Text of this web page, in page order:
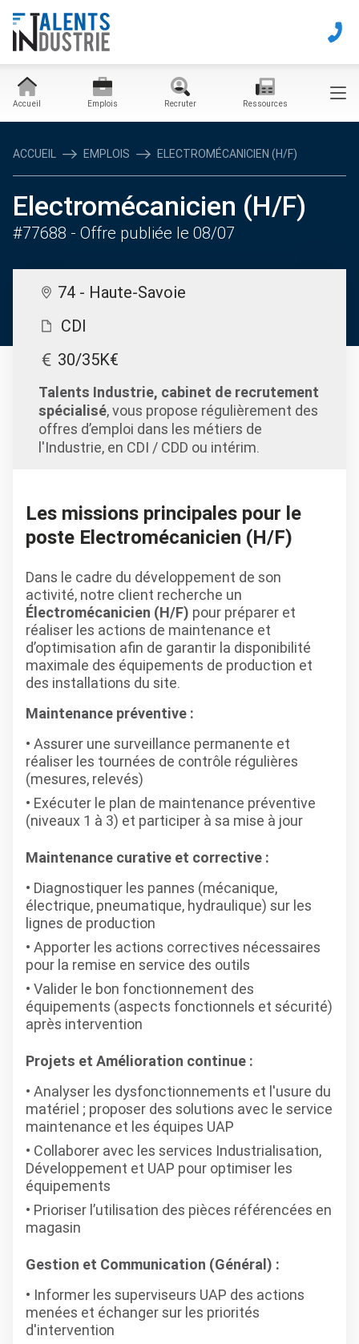
Accueil Emplois Recruter Ressources
ACCUEIL EMPLOIS ELECTROMÉCANICIEN (H/F)
Electromécanicien (H/F)
#77688 - Offre publiée le 08/07
74 - Haute-Savoie
CDI
30/35K€
Talents Industrie, cabinet de recrutement
spécialisé, vous propose régulièrement des
offres d’emploi dans les métiers de
l'Industrie, en CDI / CDD ou intérim.
Les missions principales pour le
poste Electromécanicien (H/F)
Dans le cadre du développement de son
activité, notre client recherche un
Électromécanicien (H/F) pour préparer et
réaliser les actions de maintenance et
d’optimisation afin de garantir la disponibilité
maximale des équipements de production et
des installations du site.
Maintenance préventive :
Assurer une surveillance permanente et
réaliser les tournées de contrôle régulières
(mesures, relevés)
Exécuter le plan de maintenance préventive
(niveaux 1 à 3) et participer à sa mise à jour
Maintenance curative et corrective :
Diagnostiquer les pannes (mécanique,
électrique, pneumatique, hydraulique) sur les
lignes de production
Apporter les actions correctives nécessaires
pour la remise en service des outils
Valider le bon fonctionnement des
équipements (aspects fonctionnels et sécurité)
après intervention
Projets et Amélioration continue :
Analyser les dysfonctionnements et l'usure du
matériel ; proposer des solutions avec le service
maintenance et les équipes UAP
Collaborer avec les services Industrialisation,
Développement et UAP pour optimiser les
équipements
Prioriser l’utilisation des pièces référencées en
magasin
Gestion et Communication (Général) :
Informer les superviseurs UAP des actions
menées et échanger sur les priorités
d'intervention